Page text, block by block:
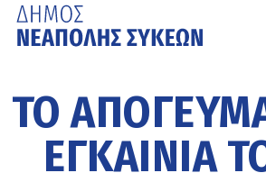
κυρίως
περιεχόμενο
ΤΟ
ΕΓΚΑΊΝΙΑ